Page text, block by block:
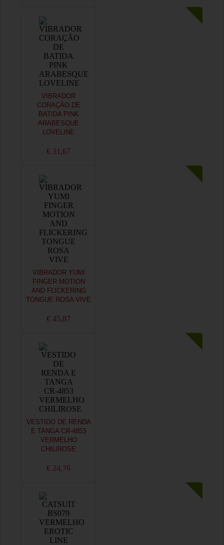
VIBRADOR
CORAÇÃO DE
BATIDA PINK
ARABESQUE
LOVELINE
€ 31,67
VIBRADOR YUMI
FINGER MOTION
AND FLICKERING
TONGUE ROSA VIVE
€ 45,87
VESTIDO DE RENDA
E TANGA CR-4853
VERMELHO
CHILIROSE
€ 24,76